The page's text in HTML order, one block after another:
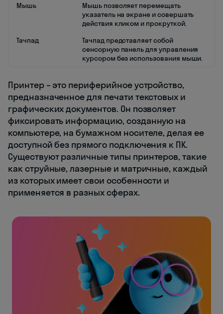
Мышь
Мышь позволяет перемещать
указатель на экране и совершать
действия кликом и прокруткой.
Тачпад
Тачпад представляет собой
сенсорную панель для управления
курсором без использования мыши.
Принтер – это периферийное устройство,
предназначенное для печати текстовых и
графических документов. Он позволяет
фиксировать информацию, созданную на
компьютере, на бумажном носителе, делая ее
доступной без прямого подключения к ПК.
Существуют различные типы принтеров, такие
как струйные, лазерные и матричные, каждый
из которых имеет свои особенности и
применяется в разных сферах.